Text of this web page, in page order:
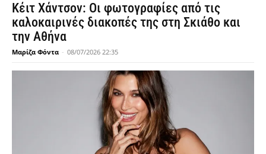
Κέιτ Χάντσον: Οι φωτογραφίες από τις
καλοκαιρινές διακοπές της στη Σκιάθο και
την Αθήνα
Μαρίζα Φόντα - 08/07/2026 22:35